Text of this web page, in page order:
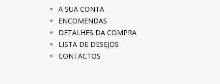
A SUA CONTA
ENCOMENDAS
DETALHES DA COMPRA
LISTA DE DESEJOS
CONTACTOS